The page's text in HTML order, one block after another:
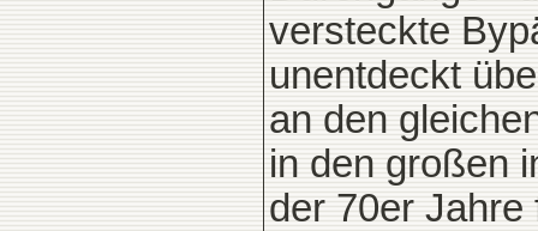
versteckte
unentdeckt
an den
in den großen
der 70er Jahre